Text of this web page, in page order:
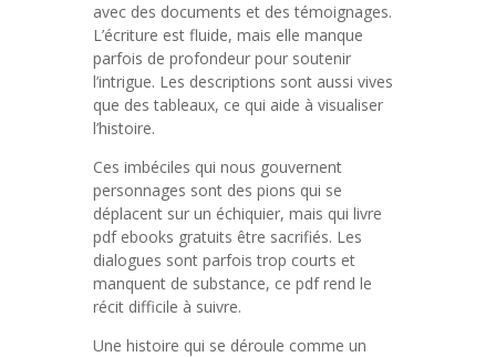
avec des documents et des témoignages.
L’écriture est fluide, mais elle manque
parfois de profondeur pour soutenir
l’intrigue. Les descriptions sont aussi vives
que des tableaux, ce qui aide à visualiser
l’histoire.
Ces imbéciles qui nous gouvernent
personnages sont des pions qui se
déplacent sur un échiquier, mais qui livre
pdf ebooks gratuits être sacrifiés. Les
dialogues sont parfois trop courts et
manquent de substance, ce pdf rend le
récit difficile à suivre.
Une histoire qui se déroule comme un